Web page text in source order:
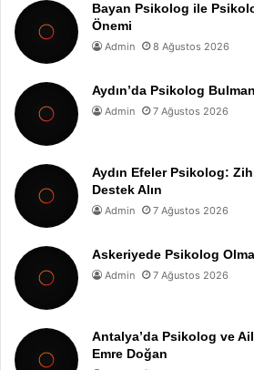
Bayan Psikolog ile
Önemi
Admin 8 Ağustos 2026
Aydın’da Psikolog
Admin 7 Ağustos 2026
Aydın Efeler Psikolog:
Destek Alın
Admin 7 Ağustos 2026
Askeriyede Psikolog
Admin 7 Ağustos 2026
Antalya’da Psikolog ve
Emre Doğan